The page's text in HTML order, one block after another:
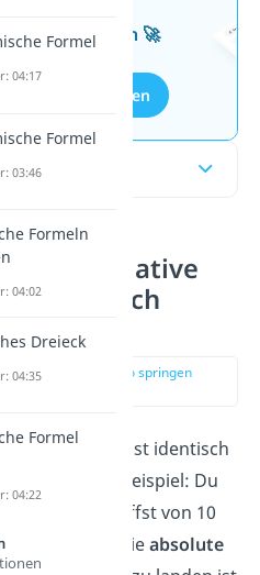
Aufgaben 🚀
Aufgaben entdecken
und relative
einfach
zur Stelle im Video springen
Häufigkeit
ist identisch
Anzahl. Ein Beispiel: Du
und triffst von 10
2 Stück. Dieabsolute
Formel
04:17
Formel
03:46
Formeln
04:02
Dreieck
04:35
Formel
04:22